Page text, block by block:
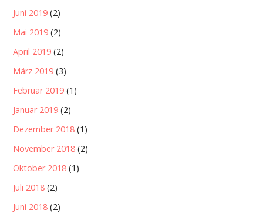
Juni 2019 (2)
Mai 2019 (2)
April 2019 (2)
März 2019 (3)
Februar 2019 (1)
Januar 2019 (2)
Dezember 2018 (1)
November 2018 (2)
Oktober 2018 (1)
Juli 2018 (2)
Juni 2018 (2)